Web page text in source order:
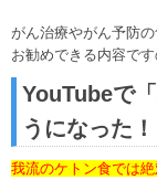
がん治療やがん予防
お勧めできる内容で
YouTubeで
うになった！
我流のケトン食では絶